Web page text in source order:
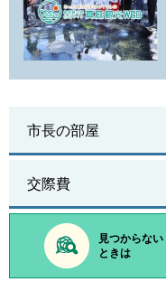
市長の部屋
交際費
見つからない
ときは